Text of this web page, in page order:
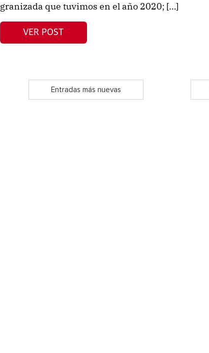
granizada que tuvimos en el año 2020; […]
VER POST
Entradas más nuevas